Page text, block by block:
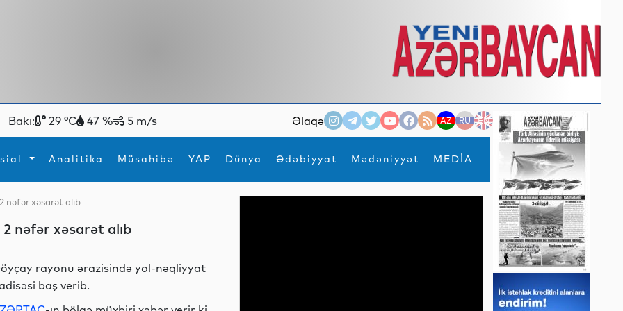
Bakı: 29 °C 47 % 5 m/s Əlaqə AZ RU EN
Analitika Müsahibə YAP Dünya Ədəbiyyat Mədəniyyət MEDİA
×
İdmanYeni texnologiyalar
nəfər xəsarət alıb
nəfər xəsarət alıb
rayonu ərazisində yol-nəqliyyat
baş verib.